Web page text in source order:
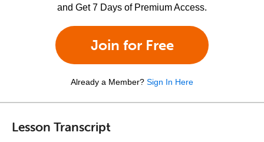
and Get 7 Days of Premium Access.
Join for Free
Already a Member? Sign In Here
Lesson Transcript